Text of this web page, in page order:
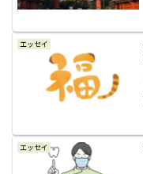
エッセイ
エッセイ